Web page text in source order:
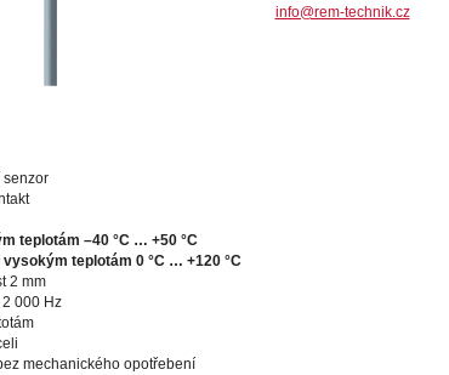
info@rem-technik.cz
senzor
teplotám –40 °C … +50 °C
vysokým teplotám 0 °C … +120 °C
2 mm
000 Hz
mechanického opotřebení